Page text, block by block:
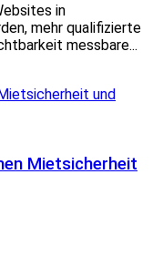
in
mehr qualifizierte
messbare...
Mietsicherheit